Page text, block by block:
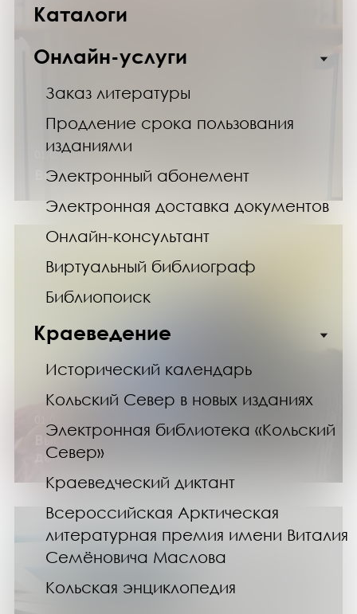
Каталоги
Онлайн-услуги
Заказ литературы
Продление срока пользования
изданиями
Электронный абонемент
Электронная доставка документов
Онлайн-консультант
Виртуальный библиограф
Библиопоиск
Краеведение
Исторический календарь
Кольский Север в новых изданиях
Электронная библиотека «Кольский
Север»
Краеведческий диктант
Всероссийская Арктическая
литературная премия имени Виталия
Семёновича Маслова
Кольская энциклопедия
01.02.25
Выставка «Не вымысел»
Выставка «Ниточка с иголочкой»:
домашнее рукоделие